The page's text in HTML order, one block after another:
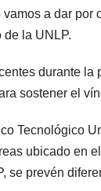
a dar por
la UNLP.
durante
sostener el
Tecnológico
ubicado en
se prevén